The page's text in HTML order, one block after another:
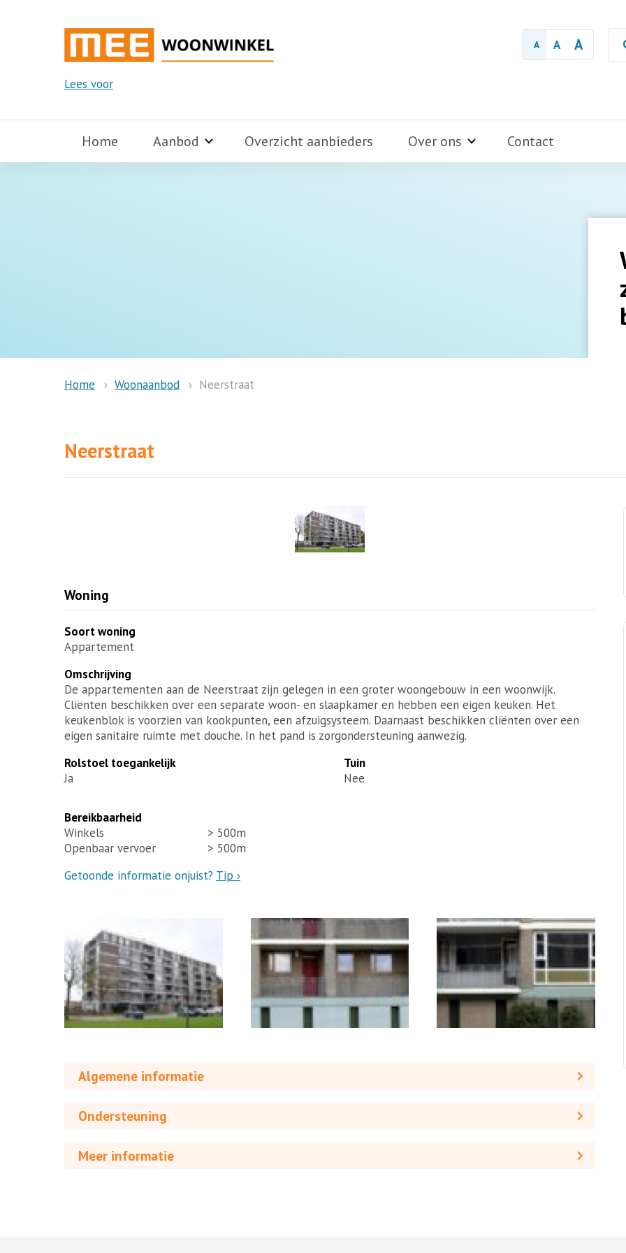
A A A
Lees voor
Home Aanbod Overzicht aanbieders Over ons Contact
Home Woonaanbod Neerstraat
Neerstraat
Woning
Soort woning
Appartement
Omschrijving
De appartementen aan de Neerstraat zijn gelegen in een groter woongebouw in een woonwijk.
Cliënten beschikken over een separate woon- en slaapkamer en hebben een eigen keuken. Het
keukenblok is voorzien van kookpunten, een afzuigsysteem. Daarnaast beschikken cliënten over een
eigen sanitaire ruimte met douche. In het pand is zorgondersteuning aanwezig.
Rolstoel toegankelijk
Ja
Tuin
Nee
Bereikbaarheid
Winkels
> 500m
Openbaar vervoer
> 500m
Getoonde informatie onjuist? Tip ›
Algemene informatie
Ondersteuning
Meer informatie